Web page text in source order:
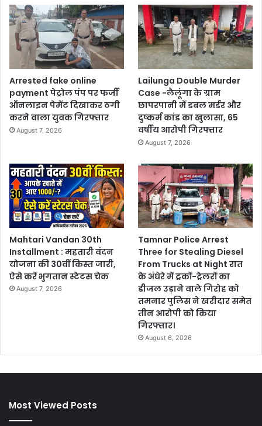
Arrested fake online
payment पेट्रोल पंप पर फर्जी
ऑनलाइन पेमेंट दिखाकर ठगी
करने वाला युवक गिरफ्तार
August 7, 2026
Lailunga Double Murder
Case -लैलूंगा के ग्राम
छापरपानी में डबल मर्डर और
दुष्कर्म कांड का खुलासा, 65
वर्षीय आरोपी गिरफ्तार
August 7, 2026
Mahtari Vandan 30th
Installment : महतारी वंदन
योजना की 30वीं किस्त जारी,
ऐसे करें भुगतान स्टेटस चेक
August 7, 2026
Tamnar Police Arrest
Three for Stealing Diesel
From Trucks at Night रात
के अंधेरे में ट्रकों-ट्रेलरों का
डीजल उड़ाने वाले गिरोह को
तमनार पुलिस ने खरीदार समेत
तीन आरोपी को किया
गिरफ्तार।
August 6, 2026
Most Viewed Posts